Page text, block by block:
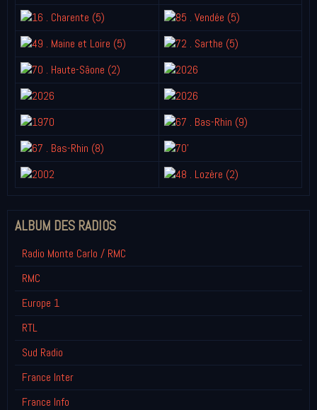
ALBUM DES RADIOS
Radio Monte Carlo / RMC
RMC
Europe 1
RTL
Sud Radio
France Inter
France Info